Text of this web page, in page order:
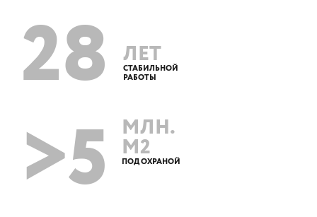
28 ЛЕТ
СТАБИЛЬНОЙ
РАБОТЫ
>5 МЛН.
М2
ПОД ОХРАНОЙ